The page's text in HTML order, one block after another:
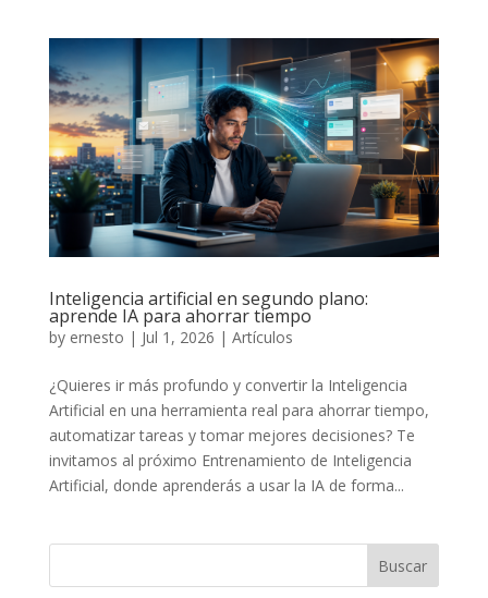
Inteligencia artificial en segundo plano:
aprende IA para ahorrar tiempo
by ernesto | Jul 1, 2026 | Artículos
¿Quieres ir más profundo y convertir la Inteligencia
Artificial en una herramienta real para ahorrar tiempo,
automatizar tareas y tomar mejores decisiones? Te
invitamos al próximo Entrenamiento de Inteligencia
Artificial, donde aprenderás a usar la IA de forma...
Buscar